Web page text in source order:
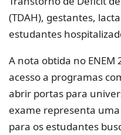
(TDAH), gestantes,
estudantes
A nota obtida no
acesso a programas
abrir portas para
exame representa
para os estudantes